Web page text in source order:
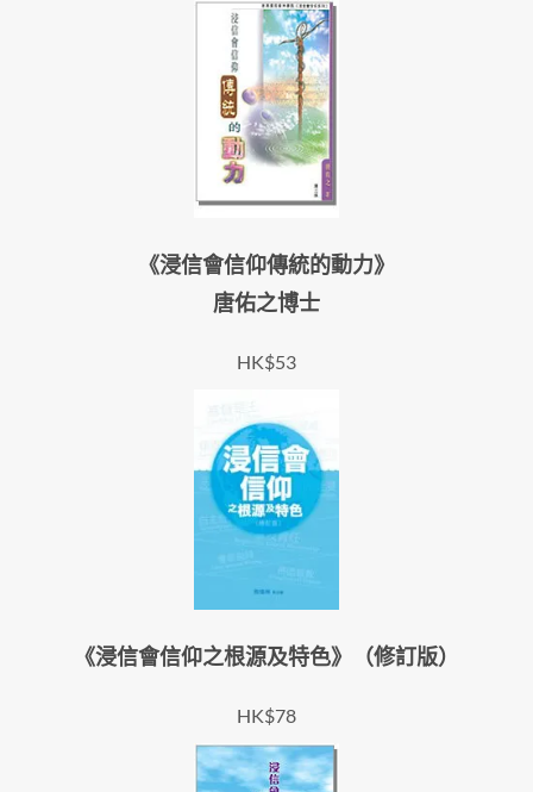
《浸信會信仰傳統的動力》
唐佑之博士
HK$53
《浸信會信仰之根源及特色》（修訂版）
HK$78